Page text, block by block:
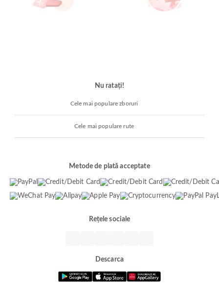
Nu ratați!
Cele mai populare zboruri
Cele mai populare rute
Metode de plată acceptate
Rețele sociale
Descarca